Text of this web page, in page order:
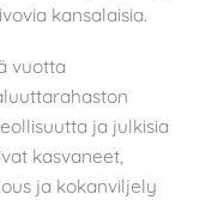
kansalaisia.
vuotta
ja julkisia
kasvaneet,
ja kokanviljely